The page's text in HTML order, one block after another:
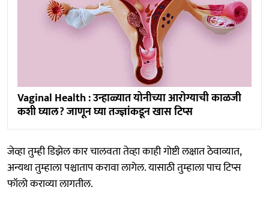
Vaginal Health : उन्हाळ्यात योनीच्या आरोग्याची काळजी
कशी घ्याल? जाणून घ्या तज्ज्ञांकडून खास टिप्स
जेव्हा तुम्ही डिझेल कार चालवता तेव्हा काही गोष्टी लक्षात ठेवाव्यात,
अन्यथा तुम्हाला पश्चाताप करावा लागेल. यासाठी तुम्हाला पाच टिप्स
फॉलो कराव्या लागतील.